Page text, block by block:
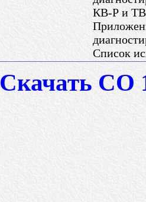
КВ-Р и
Список
Скачать СО